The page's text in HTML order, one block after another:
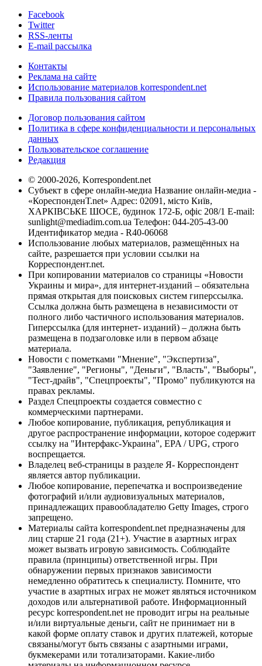
Facebook
Twitter
RSS-ленты
E-mail рассылка
Контакты
Реклама на сайте
Использование материалов korrespondent.net
Правила пользования сайтом
Договор пользования сайтом
Политика в сфере конфиденциальности и персональных
данных
Пользовательское соглашение
Редакция
© 2000-2026, Korrespondent.net
Субъект в сфере онлайн-медиа Название онлайн-медиа -
«КореспонденТ.net» Адрес: 02091, місто Київ,
ХАРКІВСЬКЕ ШОСЕ, будинок 172-Б, офіс 208/1 E-mail:
sunlight@mediadim.com.ua Телефон: 044-205-43-00
Идентификатор медиа - R40-06068
Использование любых материалов, размещённых на
сайте, разрешается при условии ссылки на
Корреспондент.net.
При копировании материалов со страницы «Новости
Украины и мира», для интернет-изданий – обязательна
прямая открытая для поисковых систем гиперссылка.
Ссылка должна быть размещена в независимости от
полного либо частичного использования материалов.
Гиперссылка (для интернет- изданий) – должна быть
размещена в подзаголовке или в первом абзаце
материала.
Новости с пометками "Мнение", "Экспертиза",
"Заявление", "Регионы", "Деньги", "Власть", "Выборы",
"Тест-драйв", "Спецпроекты", "Промо" публикуются на
правах рекламы.
Раздел Спецпроекты создается совместно с
коммерческими партнерами.
Любое копирование, публикация, републикация и
другое распространение информации, которое содержит
ссылку на "Интерфакс-Украина", EPA / UPG, строго
воспрещается.
Владелец веб-страницы в разделе Я- Корреспондент
является автор публикации.
Любое копирование, перепечатка и воспроизведение
фотографий и/или аудиовизуальных материалов,
принадлежащих правообладателю Getty Images, строго
запрещено.
Материалы сайта korrespondent.net предназначены для
лиц старше 21 года (21+). Участие в азартных играх
может вызвать игровую зависимость. Соблюдайте
правила (принципы) ответственной игры. При
обнаружении первых признаков зависимости
немедленно обратитесь к специалисту. Помните, что
участие в азартных играх не может являться источником
доходов или альтернативой работе. Информационный
ресурс korrespondent.net не проводит игры на реальные
и/или виртуальные деньги, сайт не принимает ни в
какой форме оплату ставок и других платежей, которые
связаны/могут быть связаны с азартными играми,
букмекерами или тотализаторами. Какие-либо